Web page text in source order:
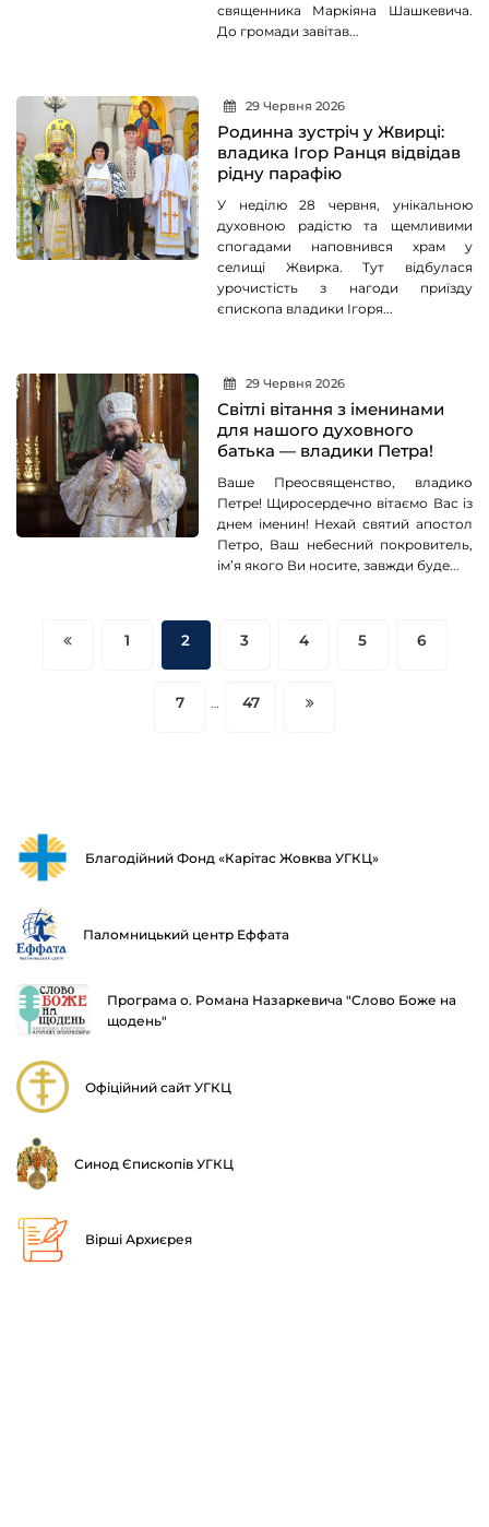
священника Маркіяна Шашкевича.
До громади завітав...
29 Червня 2026
Родинна зустріч у Жвирці:
владика Ігор Ранця відвідав
рідну парафію
У неділю 28 червня, унікальною
духовною радістю та щемливими
спогадами наповнився храм у
селищі Жвирка. Тут відбулася
урочистість з нагоди приїзду
єпископа владики Ігоря...
29 Червня 2026
Світлі вітання з іменинами
для нашого духовного
батька — владики Петра!
Ваше Преосвященство, владико
Петре! Щиросердечно вітаємо Вас із
днем іменин! Нехай святий апостол
Петро, Ваш небесний покровитель,
ім’я якого Ви носите, завжди буде...
Навігація
1 2 3 4 5 6
7 … 47
Благодійний Фонд «Карітас Жовква УГКЦ»
Паломницький центр Еффата
Програма о. Романа Назаркевича "Слово Боже на
щодень"
Офіційний сайт УГКЦ
Синод Єпископів УГКЦ
Вірші Архиєрея